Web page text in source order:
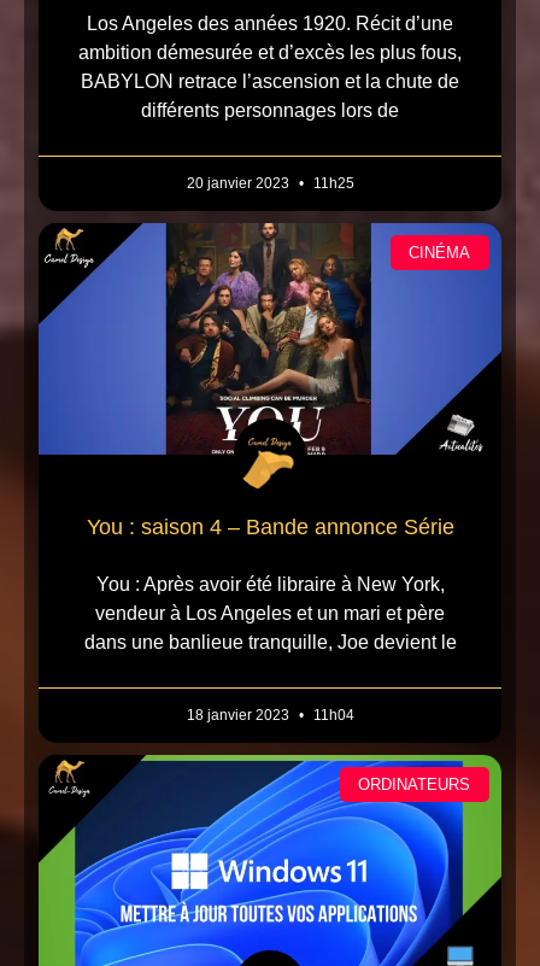
Los Angeles des années 1920. Récit d’une
ambition démesurée et d’excès les plus fous,
BABYLON retrace l’ascension et la chute de
différents personnages lors de
20 janvier 2023 11h25
CINÉMA
You : saison 4 – Bande annonce Série
You : Après avoir été libraire à New York,
vendeur à Los Angeles et un mari et père
dans une banlieue tranquille, Joe devient le
18 janvier 2023 11h04
ORDINATEURS